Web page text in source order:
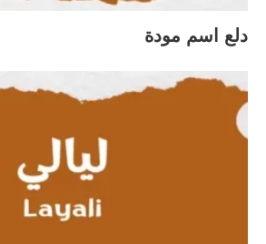
دلع اسم مودة